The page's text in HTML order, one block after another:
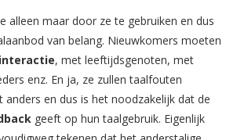
alleen maar door ze te gebruiken en dus
van belang. Nieuwkomers moeten
interactie, met leeftijdsgenoten, met
enz. En ja, ze zullen taalfouten
anders en dus is het noodzakelijk dat de
geeft op hun taalgebruik. Eigenlijk